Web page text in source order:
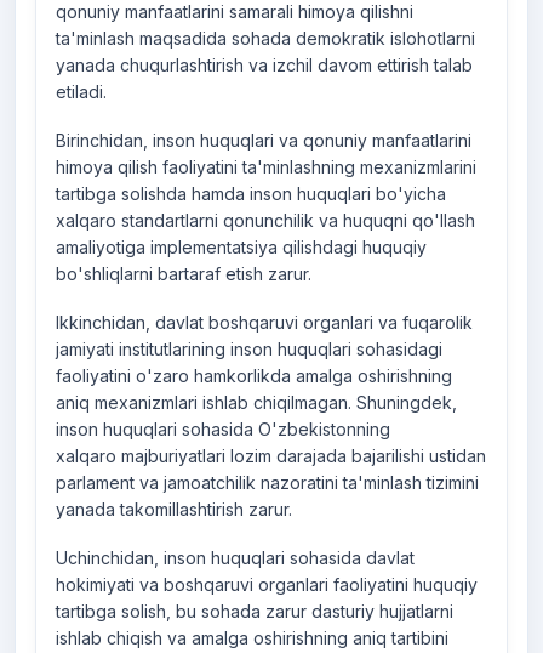
qonuniy manfaatlarini samarali himoya qilishni
ta'minlash maqsadida sohada demokratik islohotlarni
yanada chuqurlashtirish va izchil davom ettirish talab
etiladi.
Birinchidan, inson huquqlari va qonuniy manfaatlarini
himoya qilish faoliyatini ta'minlashning mexanizmlarini
tartibga solishda hamda inson huquqlari bo'yicha
xalqaro standartlarni qonunchilik va huquqni qo'llash
amaliyotiga implementatsiya qilishdagi huquqiy
bo'shliqlarni bartaraf etish zarur.
Ikkinchidan, davlat boshqaruvi organlari va fuqarolik
jamiyati institutlarining inson huquqlari sohasidagi
faoliyatini o'zaro hamkorlikda amalga oshirishning
aniq mexanizmlari ishlab chiqilmagan. Shuningdek,
inson huquqlari sohasida O'zbekistonning
xalqaro majburiyatlari lozim darajada bajarilishi ustidan
parlament va jamoatchilik nazoratini ta'minlash tizimini
yanada takomillashtirish zarur.
Uchinchidan, inson huquqlari sohasida davlat
hokimiyati va boshqaruvi organlari faoliyatini huquqiy
tartibga solish, bu sohada zarur dasturiy hujjatlarni
ishlab chiqish va amalga oshirishning aniq tartibini